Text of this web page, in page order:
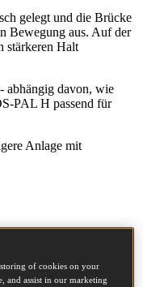
gelegt und die Brücke
Bewegung aus. Auf der
stärkeren Halt
abhängig davon, wie
PAL H passend für
Anlage mit
of cookies on your
and assist in our marketing